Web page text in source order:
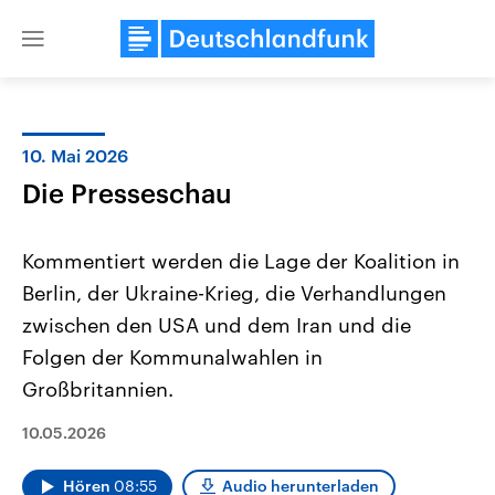
Close
Landtagswahl Sachsen-Anhalt
Sachsen-Anhalt wählt am 6.
Landtag. Seit 2021 wird das
Bundesland von einer Koalition aus
den mächtigsten Ländern
mit großem Einfluss auf
10. Mai 2026
Die Presseschau
Kommentiert werden die Lage der Koalition in
Berlin, der Ukraine-Krieg, die Verhandlungen
zwischen den USA und dem Iran und die
Folgen der Kommunalwahlen in
Großbritannien.
10.05.2026
Hören 08:55 Audio herunterladen